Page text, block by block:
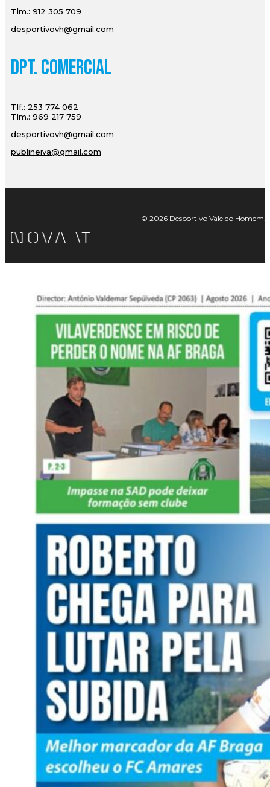
Tlm.: 912 305 709
desportivovh@gmail.com
Dpt. Comercial
Tlf.: 253 774 062
Tlm.: 969 217 759
desportivovh@gmail.com
publineiva@gmail.com
© 2026 Desportivo Vale do Homem.